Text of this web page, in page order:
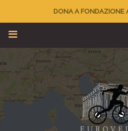
DONA A FONDAZIONE